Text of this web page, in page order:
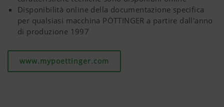
Su richiesta per i modelli EUROPROFI L.
Disponibilità online della documentazione specifica
per qualsiasi macchina PÖTTINGER a partire dall'anno
di produzione 1997
www.mypoettinger.com